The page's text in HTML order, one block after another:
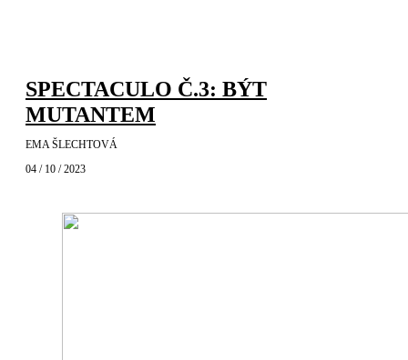
SPECTACULO Č.3: BÝT
MUTANTEM
EMA ŠLECHTOVÁ
04 / 10 / 2023